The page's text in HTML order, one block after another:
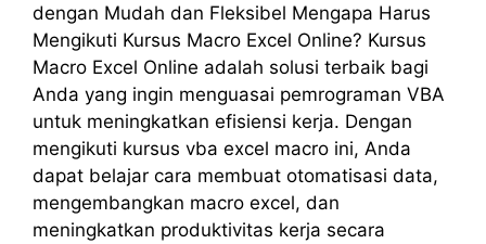
dengan Mudah dan Fleksibel Mengapa Harus
Mengikuti Kursus Macro Excel Online? Kursus
Macro Excel Online adalah solusi terbaik bagi
Anda yang ingin menguasai pemrograman VBA
untuk meningkatkan efisiensi kerja. Dengan
mengikuti kursus vba excel macro ini, Anda
dapat belajar cara membuat otomatisasi data,
mengembangkan macro excel, dan
meningkatkan produktivitas kerja secara